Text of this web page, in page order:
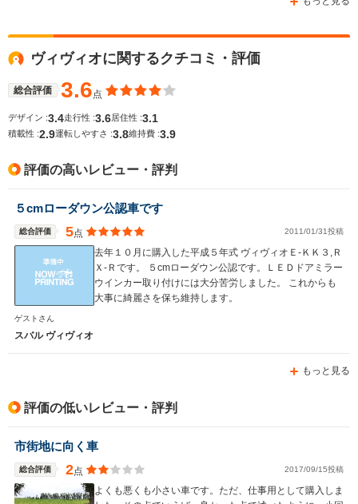
WLTCモード
燃費
ヴィヴィオに関するクチコミ・評価
総合評価 3.6点
デザイン :3.4走行性 :3.6 居住性 :3.1
積載性 :2.9運転しやすさ :3.8維持費 :3.9
評価の高いレビュー・評判
５cmローダウン公認車です
総合評価 5点 2011/01/31投稿
去年１０月に購入した平成５年式 ヴィヴィオＥ-ＫＫ３,Ｒ
Ｘ-Ｒです。 ５cmローダウン公認です。ＬＥＤドアミラー
ウインカー取り付けには大分苦労しました。 これからも
大事に綺麗さを保ち維持します。
ゲストさん
スバル ヴィヴィオ
もっと見る
評価の低いレビュー・評判
市街地に向く車
総合評価 2点 2017/09/15投稿
よくも悪くも小さい車です。ただ、仕事用として購入しま